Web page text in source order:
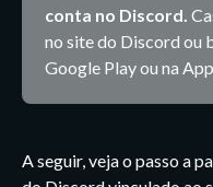
conta no Discord.
no site do Discord ou
Google Play ou na
A seguir, veja o passo a